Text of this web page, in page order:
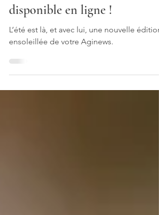
magazine Aginews est
disponible en ligne !
L’été est là, et avec lui, une nouvelle édition
ensoleillée de votre Aginews.